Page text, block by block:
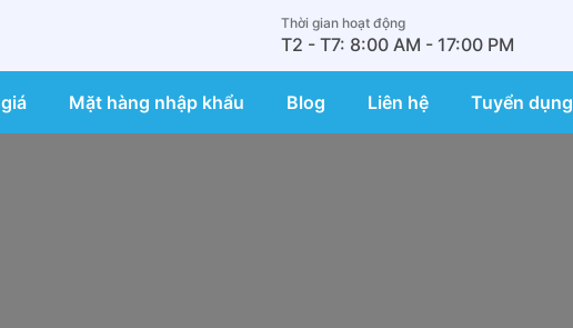
Thời gian hoạt động
T2 - T7: 8:00 AM - 17:00 PM
Mặt hàng nhập khẩu Blog Liên hệ Tuyển dụng